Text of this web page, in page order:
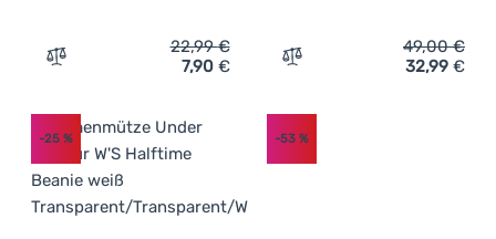
Zum Vergleich 'Damenmütze Zulu Beene' hinzufügen
22,99€
7,90 € Zum Vergleich 'Mütze
49,00€
32,99 €
-25 % -53%